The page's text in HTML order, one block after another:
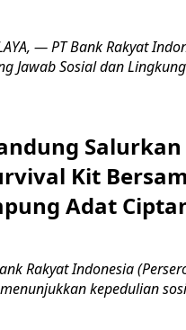
— PT Bank Rakyat
Jawab Sosial dan
Kit
Adat
Rakyat Indonesia
kepedulian